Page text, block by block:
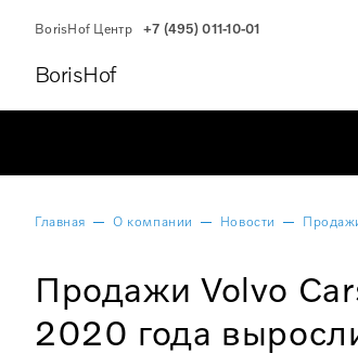
BorisHof Центр +7 (495) 011-10-01
BorisHof
Главная О компании Новости
Продажи Volvo
2020 года